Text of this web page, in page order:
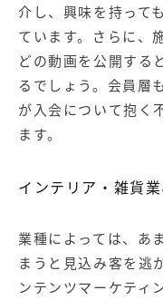
介し、興味を持って
ています。さらに、
どの動画を公開する
るでしょう。会員層
が入会について抱く
ます。
インテリア・雑貨
業種によっては、あ
まうと見込み客を逃
ンテンツマーケティ